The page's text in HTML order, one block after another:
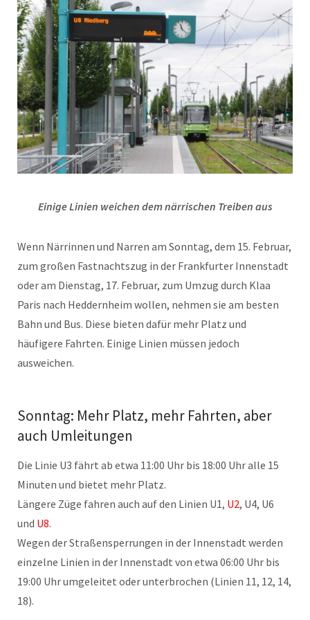
Einige Linien weichen dem närrischen Treiben aus
Wenn Närrinnen und Narren am Sonntag, dem 15. Februar,
zum großen Fastnachtszug in der Frankfurter Innenstadt
oder am Dienstag, 17. Februar, zum Umzug durch Klaa
Paris nach Heddernheim wollen, nehmen sie am besten
Bahn und Bus. Diese bieten dafür mehr Platz und
häufigere Fahrten. Einige Linien müssen jedoch
ausweichen.
Sonntag: Mehr Platz, mehr Fahrten, aber
auch Umleitungen
Die Linie U3 fährt ab etwa 11:00 Uhr bis 18:00 Uhr alle 15
Minuten und bietet mehr Platz.
Längere Züge fahren auch auf den Linien U1, U2, U4, U6
und U8.
Wegen der Straßensperrungen in der Innenstadt werden
einzelne Linien in der Innenstadt von etwa 06:00 Uhr bis
19:00 Uhr umgeleitet oder unterbrochen (Linien 11, 12, 14,
18).